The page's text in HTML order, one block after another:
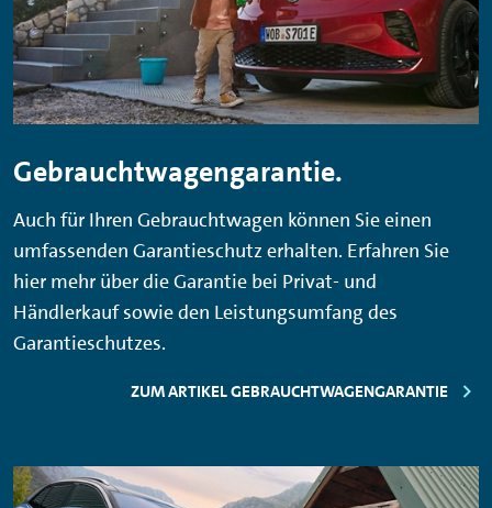
Gebrauchtwagengarantie.
Auch für Ihren Gebrauchtwagen können Sie einen
umfassenden Garantieschutz erhalten. Erfahren Sie
hier mehr über die Garantie bei Privat- und
Händlerkauf sowie den Leistungsumfang des
Garantieschutzes.
ZUM ARTIKEL GEBRAUCHTWAGENGARANTIE